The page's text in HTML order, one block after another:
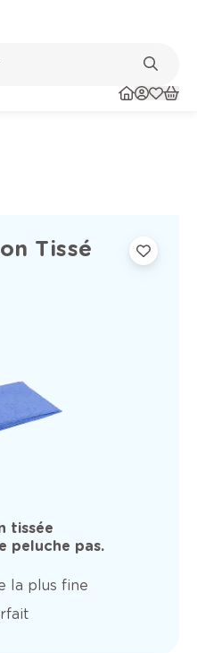
Tissé
tissée
peluche pas.
la plus fine